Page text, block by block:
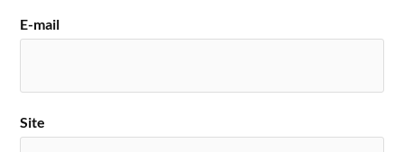
E-mail
Site